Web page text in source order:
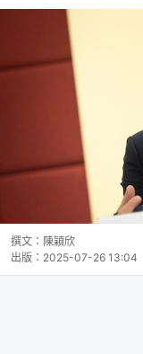
撰文： 陳穎欣
出版： 2025-07-26 13:04